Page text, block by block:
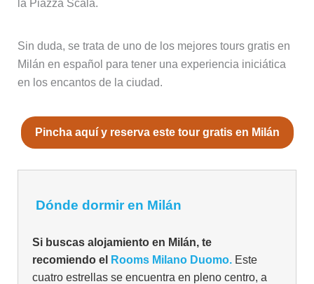
la Piazza Scala.
Sin duda, se trata de uno de los mejores tours gratis en
Milán en español para tener una experiencia iniciática
en los encantos de la ciudad.
Pincha aquí y reserva este tour gratis en Milán
Dónde dormir en Milán
Si buscas alojamiento en Milán, te
recomiendo el
Rooms Milano Duomo.Este
cuatro estrellas se encuentra en pleno centro, a